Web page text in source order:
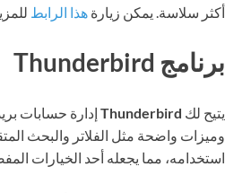
أكثر سلاسة. يمكن زيارة هذا الرابط
برنامج Thunderbird
يتيح لك Thunderbird إدارة حسابات
استخدامه، مما يجعله أحد الخيارات